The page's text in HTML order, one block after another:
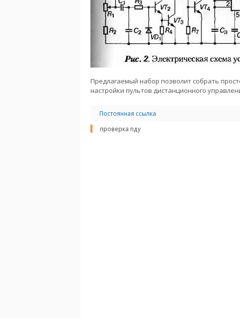
Предлагаемый набор позволит собрать
настройки пультов дистанционного
Постоянная ссылка
проверка пду